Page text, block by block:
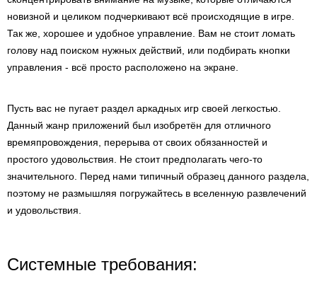
новизной и целиком подчеркивают всё происходящие в игре.
Так же, хорошее и удобное управление. Вам не стоит ломать
голову над поиском нужных действий, или подбирать кнопки
управления - всё просто расположено на экране.
Пусть вас не пугает раздел аркадных игр своей легкостью.
Данный жанр приложений был изобретён для отличного
времяпровождения, перерыва от своих обязанностей и
простого удовольствия. Не стоит предполагать чего-то
значительного. Перед нами типичный образец данного раздела,
поэтому не размышляя погружайтесь в вселенную развлечений
и удовольствия.
Системные требования: